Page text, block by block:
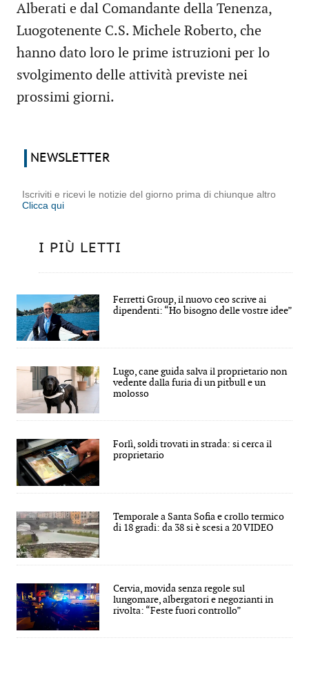
Alberati e dal Comandante della Tenenza,
Luogotenente C.S. Michele Roberto, che
hanno dato loro le prime istruzioni per lo
svolgimento delle attività previste nei
prossimi giorni.
NEWSLETTER
Iscriviti e ricevi le notizie del giorno prima di chiunque altro
Clicca qui
I PIÙ LETTI
Ferretti Group, il nuovo ceo scrive ai
dipendenti: “Ho bisogno delle vostre idee”
Lugo, cane guida salva il proprietario non
vedente dalla furia di un pitbull e un
molosso
Forlì, soldi trovati in strada: si cerca il
proprietario
Temporale a Santa Sofia e crollo termico
di 18 gradi: da 38 si è scesi a 20 VIDEO
Cervia, movida senza regole sul
lungomare, albergatori e negozianti in
rivolta: “Feste fuori controllo”